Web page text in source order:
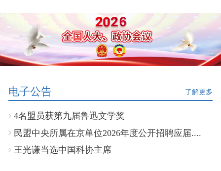
电子公告 了解更多
4名盟员获第九届鲁迅文学奖
民盟中央所属在京单位2026年度公开招聘应届....
王光谦当选中国科协主席